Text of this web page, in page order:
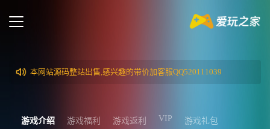
本网站源码整站出售,感兴趣的带价加客服QQ520111039
游戏介绍 游戏福利 游戏返利 VIP 游戏礼包